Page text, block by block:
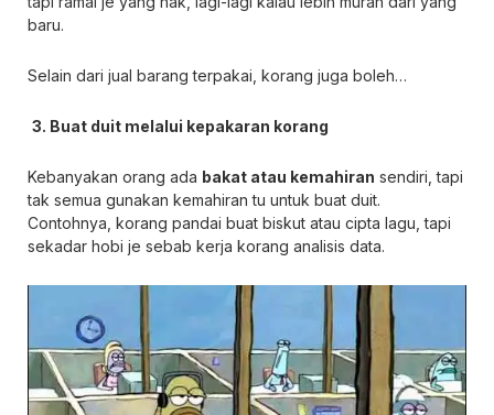
baru.
Selain dari jual barang terpakai, korang juga boleh…
3. Buat duit melalui kepakaran korang
Kebanyakan orang ada bakat atau kemahiran sendiri, tapi
tak semua gunakan kemahiran tu untuk buat duit.
Contohnya, korang pandai buat biskut atau cipta lagu, tapi
sekadar hobi je sebab kerja korang analisis data.